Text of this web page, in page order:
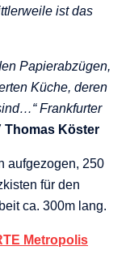
ist das
Papierabzügen,
Küche, deren
Frankfurter
Thomas Köster
aufgezogen, 250
für den
ca. 300m lang.
Metropolis